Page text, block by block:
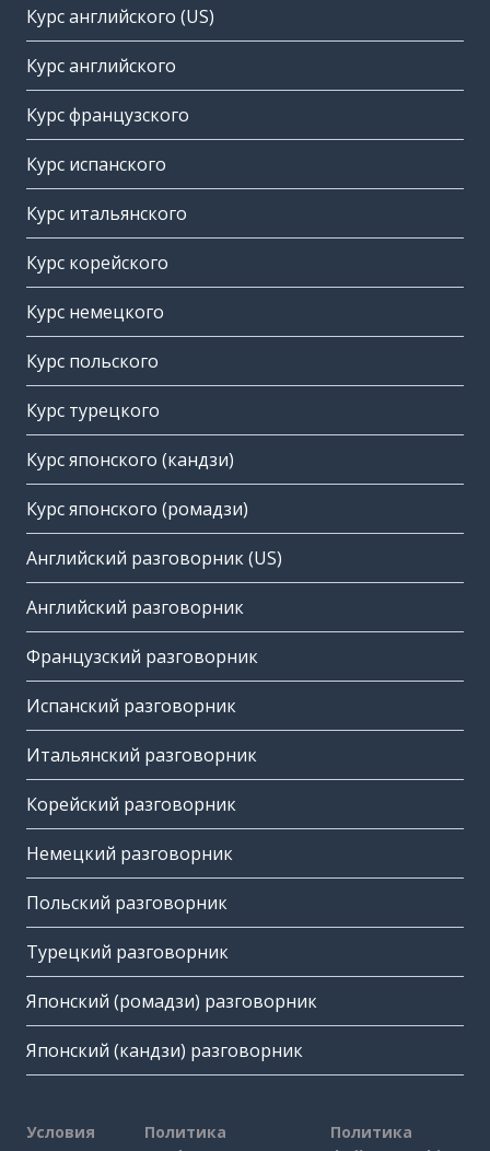
Курс английского (US)
Курс английского
Курс французского
Курс испанского
Курс итальянского
Курс корейского
Курс немецкого
Курс польского
Курс турецкого
Курс японского (кандзи)
Курс японского (ромадзи)
Английский разговорник (US)
Английский разговорник
Французский разговорник
Испанский разговорник
Итальянский разговорник
Корейский разговорник
Немецкий разговорник
Польский разговорник
Турецкий разговорник
Японский (ромадзи) разговорник
Японский (кандзи) разговорник
Условия
Политика
Политика